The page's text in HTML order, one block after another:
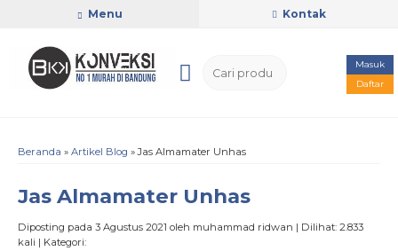
Menu Kontak
Masuk
Daftar
Beranda » Artikel Blog » Jas Almamater Unhas
Jas Almamater Unhas
Diposting pada 3 Agustus 2021 oleh muhammad ridwan | Dilihat: 2.833
kali | Kategori: